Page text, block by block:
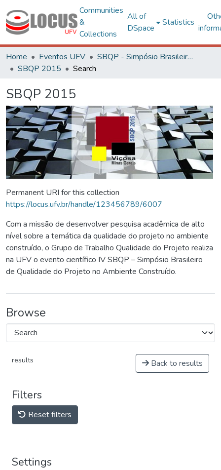
Communities
&
Collections
All of
DSpace
Statistics
Home Eventos UFV
SBQP - Simpósio Brasileiro de Qualidade do Projeto no Ambiente Construído
SBQP 2015
Search
SBQP 2015
Permanent URI for this collection
https://locus.ufv.br/handle/123456789/6007
Com a missão de desenvolver pesquisa acadêmica de alto
nível sobre a temática da qualidade do projeto no ambiente
construído, o Grupo de Trabalho Qualidade do Projeto realiza
na UFV o evento científico IV SBQP – Simpósio Brasileiro
de Qualidade do Projeto no Ambiente Construído.
Browse
results Back to results
Filters
Reset filters
Settings